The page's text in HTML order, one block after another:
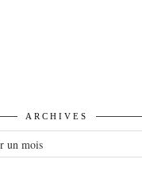
ARCHIVES